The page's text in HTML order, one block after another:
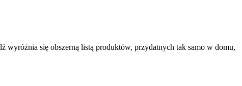
wyróżnia się obszerną listą produktów, przydatnych tak samo w domu,